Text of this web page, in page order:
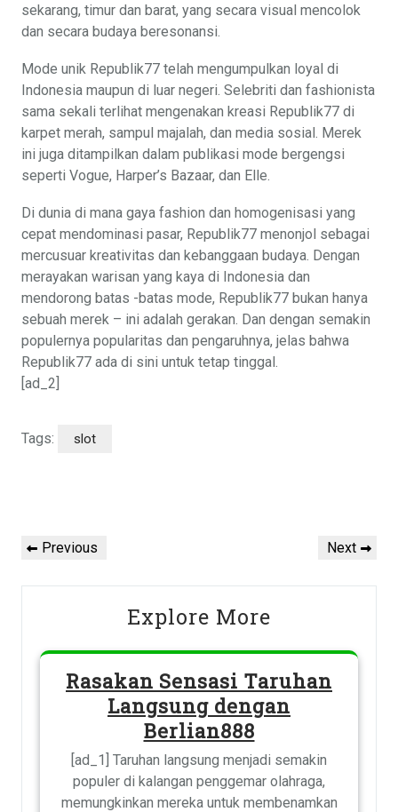
sekarang, timur dan barat, yang secara visual mencolok
dan secara budaya beresonansi.
Mode unik Republik77 telah mengumpulkan loyal di
Indonesia maupun di luar negeri. Selebriti dan fashionista
sama sekali terlihat mengenakan kreasi Republik77 di
karpet merah, sampul majalah, dan media sosial. Merek
ini juga ditampilkan dalam publikasi mode bergengsi
seperti Vogue, Harper’s Bazaar, dan Elle.
Di dunia di mana gaya fashion dan homogenisasi yang
cepat mendominasi pasar, Republik77 menonjol sebagai
mercusuar kreativitas dan kebanggaan budaya. Dengan
merayakan warisan yang kaya di Indonesia dan
mendorong batas -batas mode, Republik77 bukan hanya
sebuah merek – ini adalah gerakan. Dan dengan semakin
populernya popularitas dan pengaruhnya, jelas bahwa
Republik77 ada di sini untuk tetap tinggal.
[ad_2]
Tags: slot
navigation
Previous
Previous
Next
Next
Explore More
Rasakan Sensasi Taruhan
Langsung dengan
Berlian888
[ad_1] Taruhan langsung menjadi semakin
populer di kalangan penggemar olahraga,
memungkinkan mereka untuk membenamkan